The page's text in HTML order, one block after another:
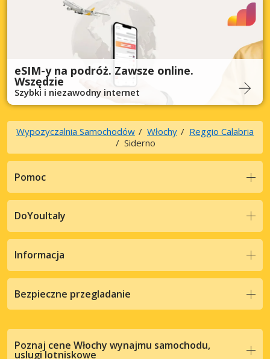
eSIM-y na podróż. Zawsze online.
Wszędzie
Szybki i niezawodny internet
Wypozyczalnia Samochodów Włochy
Reggio Calabria
Siderno
Pomoc
DoYouItaly
Informacja
Bezpieczne przegladanie
Poznaj cene Włochy wynajmu samochodu,
uslugi lotniskowe